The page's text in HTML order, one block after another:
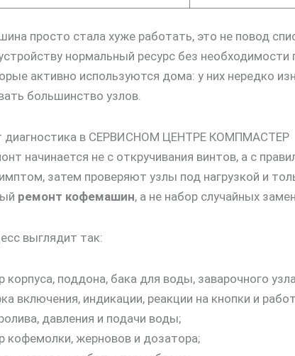
просто стала хуже работать, это не повод
нормальный ресурс без
активно используются дома: у них нередко
большинство узлов.
диагностика в СЕРВИСНОМ ЦЕНТРЕ КОМПМАСТЕР
начинается не с откручивания винтов, а с
затем проверяют узлы под нагрузкой и
ремонт кофемашин, а не набор случайных
выглядит так:
корпуса, поддона, бака для воды, заварочного
включения, индикации, реакции на кнопки и
давления и подачи воды;
кофемолки, жерновов и дозатора;